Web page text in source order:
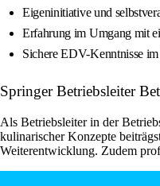
Eigeninitiative und
Erfahrung im Umgang mit
Sichere EDV-Kenntnisse
Springer Betriebsleiter
Als Betriebsleiter in der
kulinarischer Konzepte
Weiterentwicklung. Zudem